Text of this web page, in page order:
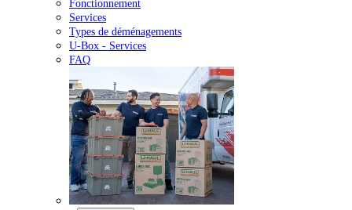
Fonctionnement
Services
Types de déménagements
U-Box - Services
FAQ